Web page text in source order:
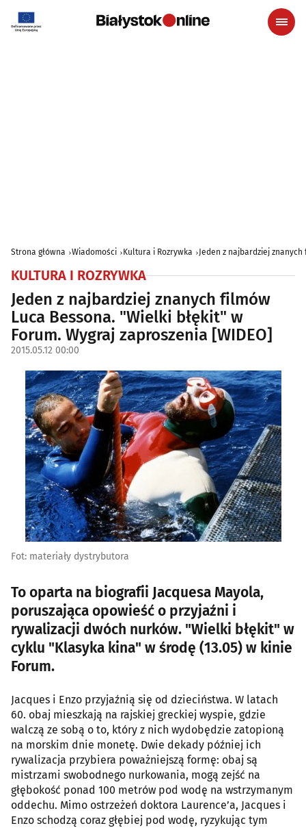
Strona główna Wiadomości Kultura i Rozrywka Jeden z najbardziej
KULTURA I ROZRYWKA
Jeden z najbardziej znanych filmów
Luca Bessona. "Wielki błękit" w
Forum. Wygraj zaproszenia [WIDEO]
2015.05.12 00:00
Fot: materiały dystrybutora
To oparta na biografii Jacquesa Mayola,
poruszająca opowieść o przyjaźni i
rywalizacji dwóch nurków. "Wielki błękit" w
cyklu "Klasyka kina" w środę (13.05) w kinie
Forum.
Jacques i Enzo przyjaźnią się od dzieciństwa. W latach
60. obaj mieszkają na rajskiej greckiej wyspie, gdzie
walczą ze sobą o to, który z nich wydobędzie zatopioną
na morskim dnie monetę. Dwie dekady później ich
rywalizacja przybiera poważniejszą formę: obaj są
mistrzami swobodnego nurkowania, mogą zejść na
głębokość ponad 100 metrów pod wodę na wstrzymanym
oddechu. Mimo ostrzeżeń doktora Laurence’a, Jacques i
Enzo schodzą coraz głębiej pod wodę, ryzykując tym